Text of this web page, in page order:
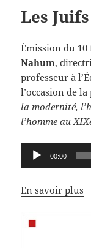
Les
Émission du
Nahum,
professeur à
l’occasion de
la modernité,
l’homme au
Lecteur
audio
00:00
En savoir plus